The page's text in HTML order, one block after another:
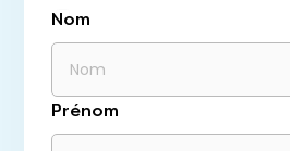
Nom
Prénom